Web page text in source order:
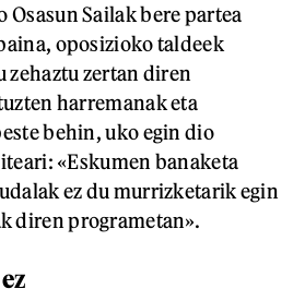
Sailak bere partea
oposizioko taldeek
zehaztu zertan diren
harremanak eta
behin, uko egin dio
«Eskumen banaketa
ez du murrizketarik egin
diren programetan».